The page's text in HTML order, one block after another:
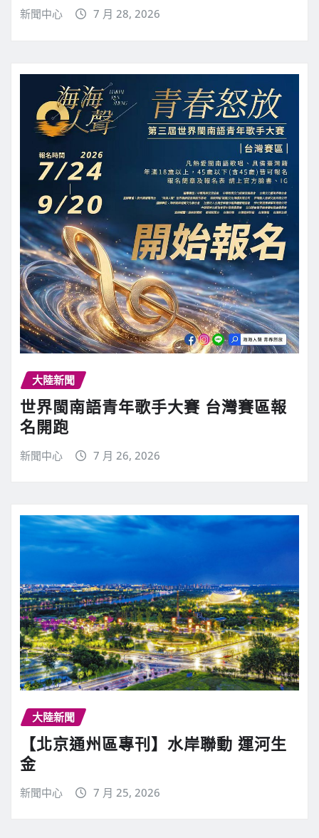
新聞中心 7 月 28, 2026
大陸新聞
世界閩南語青年歌手大賽 台灣賽區報
名開跑
新聞中心 7 月 26, 2026
大陸新聞
【北京通州區專刊】水岸聯動 運河生
金
新聞中心 7 月 25, 2026